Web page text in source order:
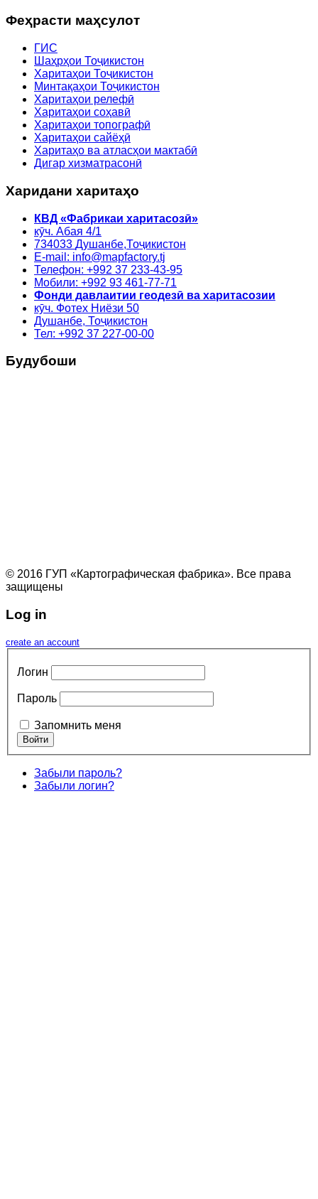
Феҳрасти маҳсулот
ГИС
Шаҳрҳои Тоҷикистон
Харитаҳои Тоҷикистон
Минтақаҳои Тоҷикистон
Харитаҳои релефӣ
Харитаҳои соҳавӣ
Харитаҳои топографӣ
Харитаҳои сайёҳӣ
Харитаҳо ва атласҳои мактабӣ
Дигар хизматрасонӣ
Харидани харитаҳо
КВД «Фабрикаи харитасозӣ»
кӯч. Абая 4/1
734033 Душанбе,Тоҷикистон
E-mail: info@mapfactory.tj
Телефон: +992 37 233-43-95
Мобили: +992 93 461-77-71
Фонди давлаитии геодезӣ ва харитасозии
кӯч. Фотех Ниёзи 50
Душанбе, Тоҷикистон
Тел: +992 37 227-00-00
Будубоши
© 2016 ГУП «Картографическая фабрика». Все права
защищены
Log in
create an account
Логин
Пароль
Запомнить меня
Забыли пароль?
Забыли логин?